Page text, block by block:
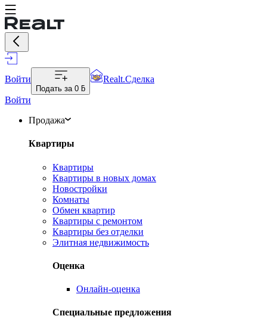
Войти
Подать за 0 ƃ
Realt.Сделка
Войти
Продажа
Квартиры
Квартиры
Квартиры в новых домах
Новостройки
Комнаты
Обмен квартир
Квартиры с ремонтом
Квартиры без отделки
Элитная недвижимость
Оценка
Онлайн-оценка
Специальные предложения